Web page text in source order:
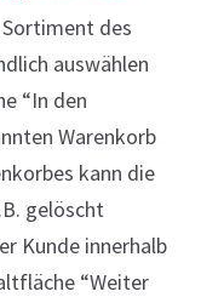
des
auswählen
“In den
Warenkorb
kann die
gelöscht
Kunde innerhalb
“Weiter